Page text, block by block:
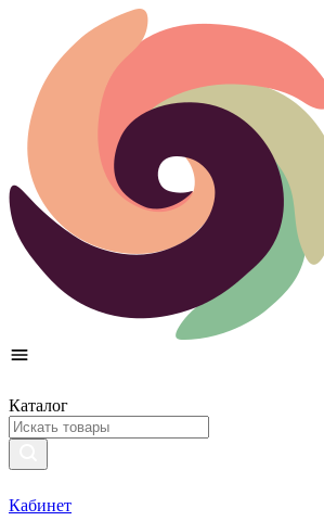
Каталог
Кабинет